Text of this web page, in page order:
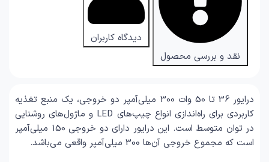
نقد و بررسی محصول
دیدگاه کاربران
درایور 36 تا 50 وات 300 میلی‌آمپر دو خروجی، یک منبع تغذیه
کاربردی برای راه‌اندازی انواع چیپ‌های LED و ماژول‌های روشنایی
در توان متوسط است. این درایور دارای دو خروجی 150 میلی‌آمپر
است که مجموع خروجی آن‌ها 300 میلی‌آمپر واقعی می‌باشد.